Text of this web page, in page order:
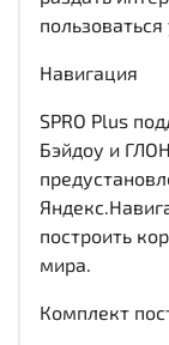
пользоваться
Навигация
SPRO Plus
Бэйдоу и
построить
мира.
Комплект